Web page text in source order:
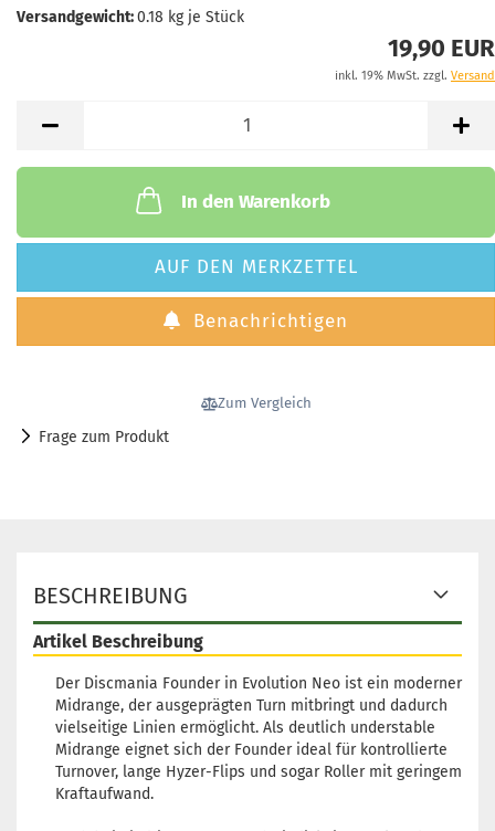
Lagerbestand:
Gelblich
Lieferzeit:2 - 3 Arbeitstage
Farbton:Gelblich
Lagerbestand: 1
Lieferzeit:2 - 3 Arbeitstage
Gewicht:175g
Lieferzeit:2 - 3 Arbeitstage
19,90 €
Gewicht:
Farbton:
Lagerbestand:
Lieferzeit:2 - 3 Arbeitstage
19,90 €
Gewicht:175g
Farbton:Bläulich
Lagerbestand:1
Lieferzeit:2 - 3 Arbeitstage
19,90 €
Versandgewicht:0.18 kg je Stück
19,90 EUR
inkl. 19% MwSt. zzgl. Versand
In den Warenkorb
AUF DEN MERKZETTEL
Benachrichtigen
Zum Vergleich
Frage zum Produkt
BESCHREIBUNG
Artikel Beschreibung
Der Discmania Founder in Evolution Neo ist ein moderner
Midrange, der ausgeprägten Turn mitbringt und dadurch
vielseitige Linien ermöglicht. Als deutlich understable
Midrange eignet sich der Founder ideal für kontrollierte
Turnover, lange Hyzer-Flips und sogar Roller mit geringem
Kraftaufwand.